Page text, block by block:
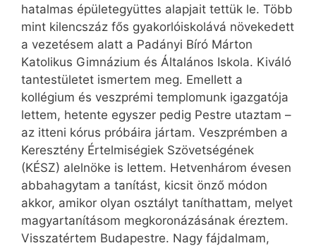
hatalmas épületegyüttes alapjait tettük le. Több
mint kilencszáz fős gyakorlóiskolává növekedett
a vezetésem alatt a Padányi Bíró Márton
Katolikus Gimnázium és Általános Iskola. Kiváló
tantestületet ismertem meg. Emellett a
kollégium és veszprémi templomunk igazgatója
lettem, hetente egyszer pedig Pestre utaztam –
az itteni kórus próbáira jártam. Veszprémben a
Keresztény Értelmiségiek Szövetségének
(KÉSZ) alelnöke is lettem. Hetvenhárom évesen
abbahagytam a tanítást, kicsit önző módon
akkor, amikor olyan osztályt taníthattam, melyet
magyartanításom megkoronázásának éreztem.
Visszatértem Budapestre. Nagy fájdalmam,